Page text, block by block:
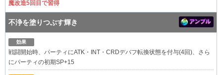
魔改造5回目で習得
不浄を塗りつぶす輝き
効果
戦闘開始時、パーティにATK・INT・CRDデバフ転換状態を付与(4回)、さら
にパーティの初期SP+15